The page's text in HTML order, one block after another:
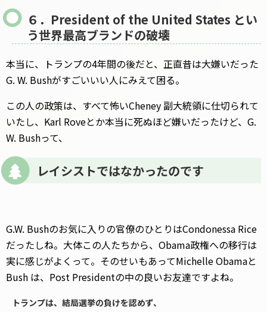
６．President of the United States とい
う世界最高ブランドの破壊
本当に、トランプの4年間の後だと、正直昔は大嫌いだった
G. W. Bushがすごいいい人にみえて困る。
この人の政策は、すべて怖いCheney 副大統領に仕切られて
いたし、Karl Roveとか本当に死ぬほど嫌いだったけど、G.
W. Bushって、
レイシストではなかったのです
G.W. Bushのお気に入りの官僚のひとりはCondonessa Rice
だったしね。大体この人たちから、Obama政権への移行は
実に感じがよくって。そのせいもあってMichelle Obamaと
Bush は、Post Presidentの中の良いお友達ですよね。
トランプは、結局選挙の負けを認めず、